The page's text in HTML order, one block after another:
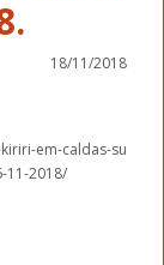
18/11/2018
em-caldas-su
11-2018/